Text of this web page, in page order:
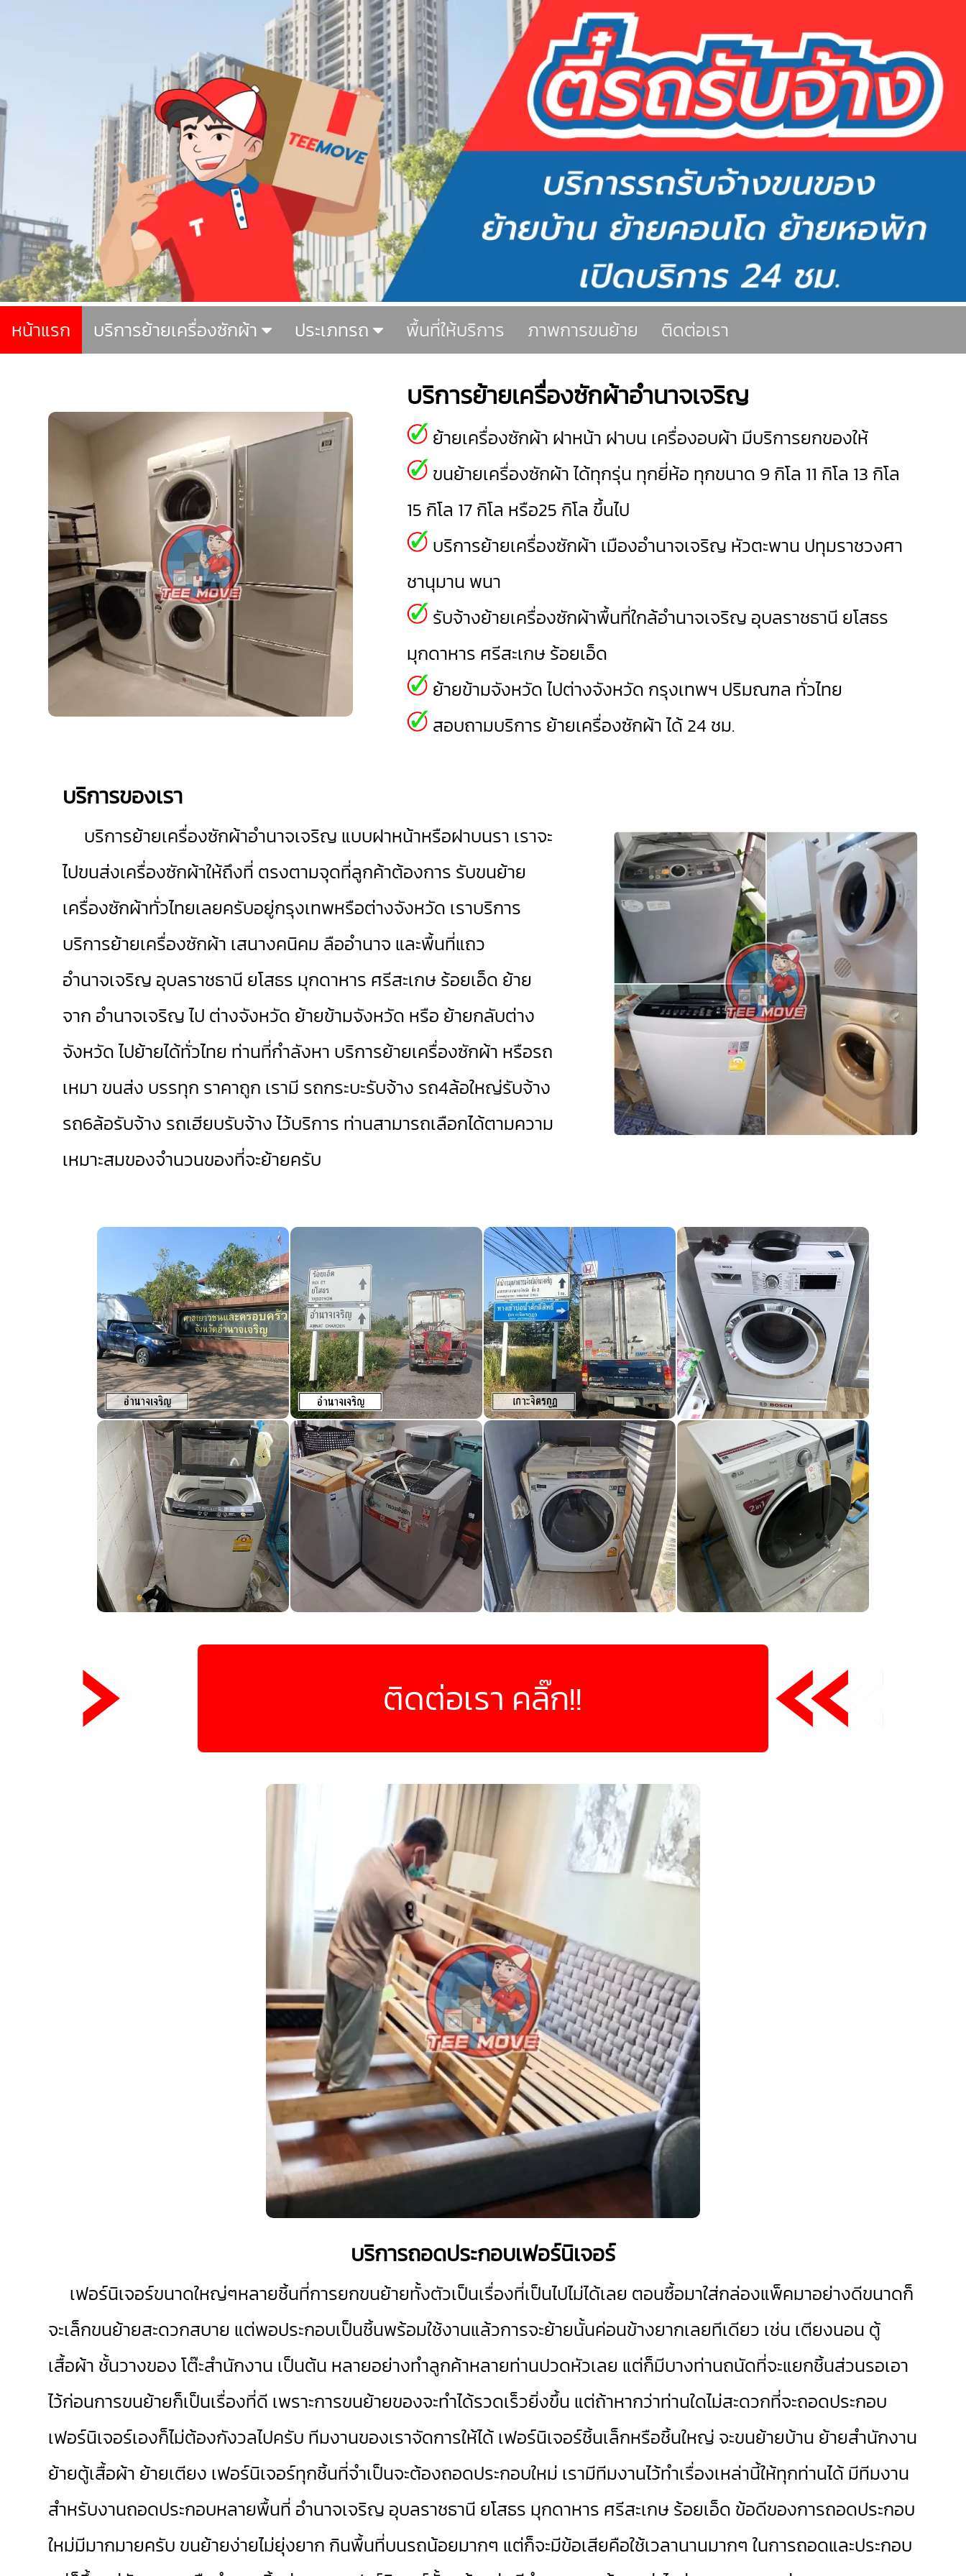
หน้าแรก บริการย้ายเครื่องซักผ้า ประเภทรถ พื้นที่ให้บริการ ภาพการขนย้าย ติดต่อเรา
บริการย้ายเครื่องซักผ้าอำนาจเจริญ
ย้ายเครื่องซักผ้า ฝาหน้า ฝาบน เครื่องอบผ้า มีบริการยกของให้
ขนย้ายเครื่องซักผ้า ได้ทุกรุ่น ทุกยี่ห้อ ทุกขนาด 9 กิโล 11 กิโล 13 กิโล
15 กิโล 17 กิโล หรือ25 กิโล ขึ้นไป
บริการย้ายเครื่องซักผ้า เมืองอำนาจเจริญ หัวตะพาน ปทุมราชวงศา
ชานุมาน พนา
รับจ้างย้ายเครื่องซักผ้าพื้นที่ใกล้อำนาจเจริญ อุบลราชธานี ยโสธร
มุกดาหาร ศรีสะเกษร้อยเอ็ด
ย้ายข้ามจังหวัด ไปต่างจังหวัด กรุงเทพฯ ปริมณฑล ทั่วไทย
สอบถามบริการ ย้ายเครื่องซักผ้า ได้ 24 ชม.
บริการของเรา
บริการย้ายเครื่องซักผ้าอำนาจเจริญ แบบฝาหน้าหรือฝาบนรา เราจะ
ไปขนส่งเครื่องซักผ้าให้ถึงที่ ตรงตามจุดที่ลูกค้าต้องการ รับขนย้าย
เครื่องซักผ้าทั่วไทยเลยครับอยู่กรุงเทพหรือต่างจังหวัด เราบริการ
บริการย้ายเครื่องซักผ้า เสนางคนิคม ลืออำนาจ และพื้นที่แถว
อำนาจเจริญ อุบลราชธานี ยโสธร มุกดาหาร ศรีสะเกษร้อยเอ็ด ย้าย
จาก อำนาจเจริญ ไป ต่างจังหวัด ย้ายข้ามจังหวัด หรือ ย้ายกลับต่าง
จังหวัด ไปย้ายได้ทั่วไทย ท่านที่กำลังหา บริการย้ายเครื่องซักผ้า หรือรถ
เหมา ขนส่ง บรรทุก ราคาถูก เรามี รถกระบะรับจ้าง รถ4ล้อใหญ่รับจ้าง
รถ6ล้อรับจ้าง รถเฮียบรับจ้างไว้บริการ ท่านสามารถเลือกได้ตามความ
เหมาะสมของจำนวนของที่จะย้ายครับ
ติดต่อเรา คลิ๊ก!!
บริการถอดประกอบเฟอร์นิเจอร์
เฟอร์นิเจอร์ขนาดใหญ่ๆหลายชิ้นที่การยกขนย้ายทั้งตัวเป็นเรื่องที่เป็นไปไม่ได้เลย ตอนซื้อมาใส่กล่องแพ็คมาอย่างดีขนาดก็
จะเล็กขนย้ายสะดวกสบาย แต่พอประกอบเป็นชิ้นพร้อมใช้งานแล้วการจะย้ายนั้นค่อนข้างยากเลยทีเดียว เช่น เตียงนอน ตู้
เสื้อผ้า ชั้นวางของ โต๊ะสำนักงาน เป็นต้น หลายอย่างทำลูกค้าหลายท่านปวดหัวเลย แต่ก็มีบางท่านถนัดที่จะแยกชิ้นส่วนรอเอา
ไว้ก่อนการขนย้ายก็เป็นเรื่องที่ดี เพราะการขนย้ายของจะทำได้รวดเร็วยิ่งขึ้น แต่ถ้าหากว่าท่านใดไม่สะดวกที่จะถอดประกอบ
เฟอร์นิเจอร์เองก็ไม่ต้องกังวลไปครับ ทีมงานของเราจัดการให้ได้ เฟอร์นิเจอร์ชิ้นเล็กหรือชิ้นใหญ่ จะขนย้ายบ้าน ย้ายสำนักงาน
ย้ายตู้เสื้อผ้า ย้ายเตียง เฟอร์นิเจอร์ทุกชิ้นที่จำเป็นจะต้องถอดประกอบใหม่ เรามีทีมงานไว้ทำเรื่องเหล่านี้ให้ทุกท่านได้ มีทีมงาน
สำหรับงานถอดประกอบหลายพื้นที่ อำนาจเจริญ อุบลราชธานี ยโสธร มุกดาหาร ศรีสะเกษ ร้อยเอ็ด ข้อดีของการถอดประกอบ
ใหม่มีมากมายครับ ขนย้ายง่ายไม่ยุ่งยาก กินพื้นที่บนรถน้อยมากๆ แต่ก็จะมีข้อเสียคือใช้เวลานานมากๆ ในการถอดและประกอบ